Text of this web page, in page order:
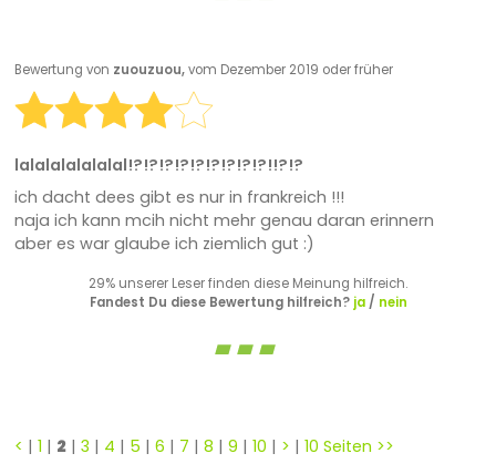
Bewertung von zuouzuou,vom Dezember 2019 oder früher
lalalalalalalal!?!?!?!?!?!?!?!?!?!!?!?
ich dacht dees gibt es nur in frankreich !!!
naja ich kann mcih nicht mehr genau daran erinnern
aber es war glaube ich ziemlich gut :)
29% unserer Leser finden diese Meinung hilfreich.
Fandest Du diese Bewertung hilfreich? ja/ nein
< | 1 | 2| 3 | 4 | 5 | 6 | 7 | 8 | 9 | 10 | > | 10 Seiten >>